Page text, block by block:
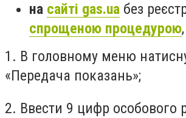
на сайті gas.ua без
спрощеною процедурою
1. В головному меню
«Передача показань»;
2. Ввести 9 цифр особового